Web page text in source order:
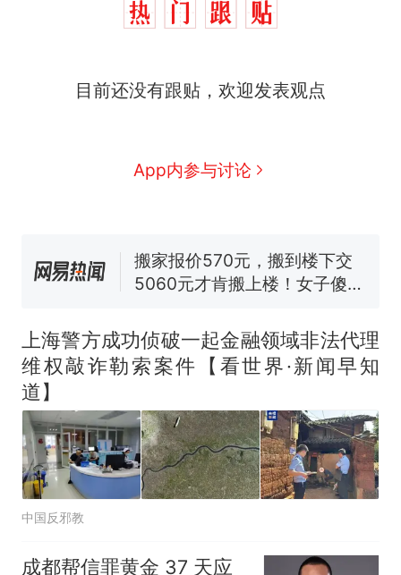
目前还没有跟贴，欢迎发表观点
App内参与讨论
新 全球唯一没有法定首都的国
家，刚改国名，总统就邀请中
了……
视频丨只要一枚命中就能让航
母瘫痪 轰-6J实力有多强？
电力部门回应
佛山一中学招聘物理教师，笔
试前13名均遭淘汰？教育局：
核查
全部作废，公平么？
上海警方成功侦破一起金融领域非法代理
维权敲诈勒索案件【看世界·新闻早知
道】
中国反邪教
成都帮信罪黄金 37 天应